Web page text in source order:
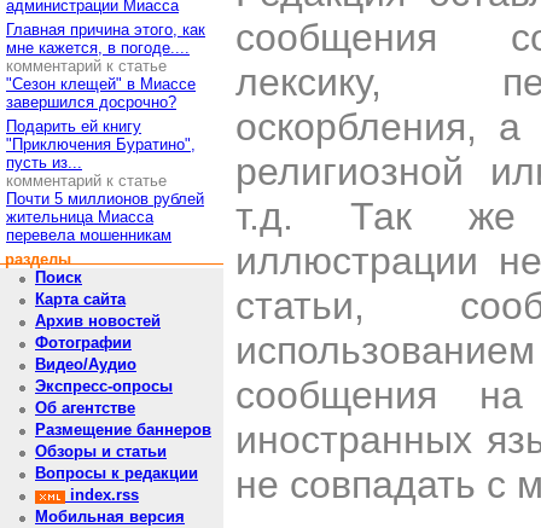
администрации Миасса
Главная причина этого, как
мне кажется, в погоде....
комментарий к статье
"Сезон клещей" в Миассе
завершился досрочно?
Подарить ей книгу
"Приключения Буратино",
пусть из...
комментарий к статье
Почти 5 миллионов рублей
жительница Миасса
перевела мошенникам
разделы
Поиск
Карта сайта
Архив новостей
Фотографии
Видео/Аудио
Экспресс-опросы
Об агентстве
Размещение баннеров
Обзоры и статьи
Вопросы к редакции
index.rss
Мобильная версия
сообщения
лексику,
оскорбления,
религиозной
т.д. Так же
иллюстрации
статьи,
сообщения
иностранных
не совпадать с